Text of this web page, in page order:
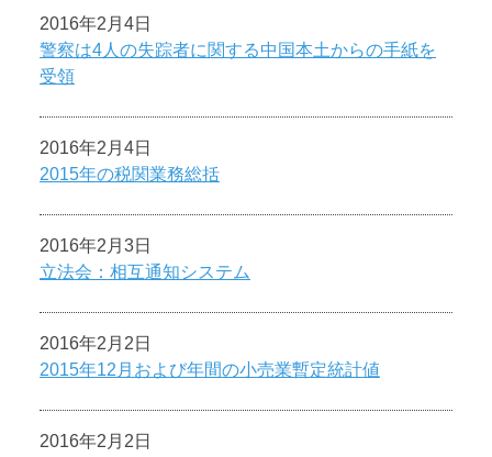
2016年2月4日
警察は4人の失踪者に関する中国本土からの手紙を
受領
2016年2月4日
2015年の税関業務総括
2016年2月3日
立法会：相互通知システム
2016年2月2日
2015年12月および年間の小売業暫定統計値
2016年2月2日